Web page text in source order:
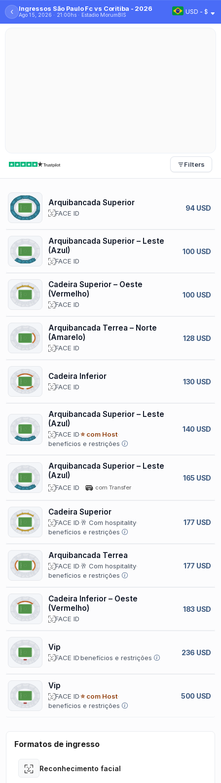
‹ Ingressos São Paulo Fc vs Coritiba - 2026
Ago 15, 2026 · 21:00hs · Estadio MorumBIS USD - $
Filters
Arquibancada Superior
FACE ID
94 USD
Arquibancada Superior – Leste
(Azul)
FACE ID
100 USD
Cadeira Superior – Oeste
(Vermelho)
FACE ID
100 USD
Arquibancada Terrea – Norte
(Amarelo)
FACE ID
128 USD
Cadeira Inferior
FACE ID
130 USD
Arquibancada Superior – Leste
(Azul)
FACE ID⭐ com Host
benefícios e restrições
140 USD
Arquibancada Superior – Leste
(Azul)
FACE ID com Transfer
165 USD
Cadeira Superior
FACE ID 🥂 Com hospitality
benefícios e restrições
177 USD
Arquibancada Terrea
FACE ID 🥂 Com hospitality
benefícios e restrições
177 USD
Cadeira Inferior – Oeste
(Vermelho)
FACE ID
183 USD
Vip
FACE IDbenefícios e restrições
236 USD
Vip
FACE ID⭐ com Host
benefícios e restrições
500 USD
Formatos de ingresso
Reconhecimento facial
Open